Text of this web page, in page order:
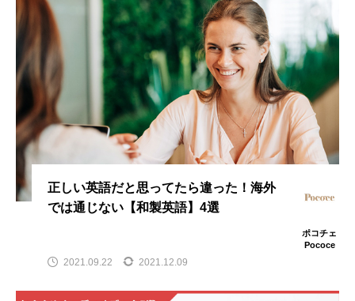
正しい英語だと思ってたら違った！海外
では通じない【和製英語】4選
ポコチェ
Pococe
2021.09.22 2021.12.09